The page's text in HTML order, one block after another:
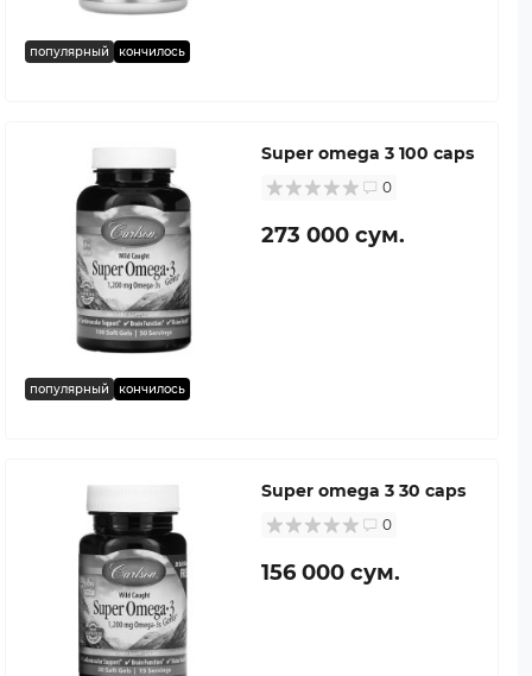
популярный кончилось
популярный кончилось
Super omega 3 100 caps
0
273 000 сум.
Super omega 3 30 caps
0
156 000 сум.